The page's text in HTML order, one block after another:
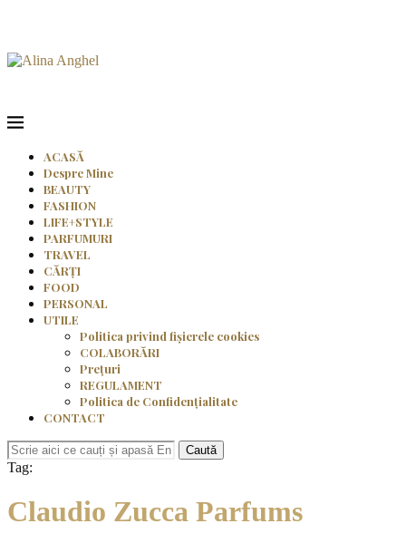
ACASĂ
Despre Mine
BEAUTY
FASHION
LIFE+STYLE
PARFUMURI
TRAVEL
CĂRȚI
FOOD
PERSONAL
UTILE
Politica privind fișierele cookies
COLABORĂRI
Prețuri
REGULAMENT
Politica de Confidențialitate
CONTACT
Caută
Tag:
Claudio Zucca Parfums